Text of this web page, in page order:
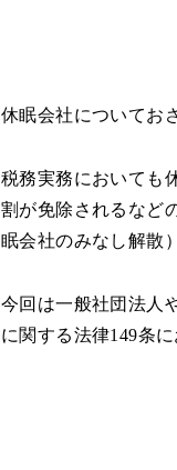
休眠会社についてお
税務実務においても
割が免除されるなど
眠会社のみなし解散
今回は一般社団法人
に関する法律149条